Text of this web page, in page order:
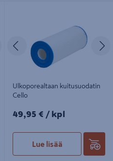
SeuraavaEdellinen
Ulkoporealtaan kuitusuodatin
Cello
49,95€/kpl
49,95 € / kpl
Lue lisää